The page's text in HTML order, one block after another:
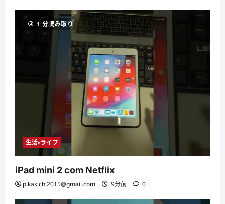
1 分読み取り
生活・ライフ
iPad mini 2 com Netflix
pikakichi2015@gmail.com 9分前 0